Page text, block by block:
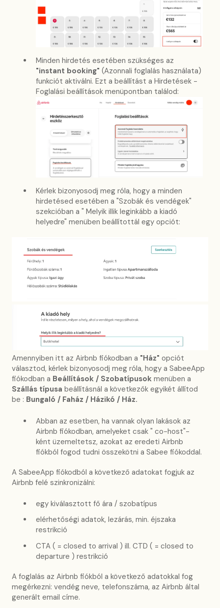
Minden hirdetés esetében szükséges az
"instant booking" (Azonnali foglalás használata)
funkciót aktiválni. Ezt a beállítást a Hirdetések -
Foglalási beállítások menüpontban találod:
Kérlek bizonyosodj meg róla, hogy a minden
hirdetésed esetében a "Szobák és vendégek"
szekcióban a " Melyik illik leginkább a kiadó
helyedre" menüben beállítottál egy opciót:
Amennyiben itt az Airbnb fiókodban a "Ház" opciót
választod, kérlek bizonyosodj meg róla, hogy a SabeeApp
fiókodban a Beállítások / Szobatípusok menüben a
Szállás típusa beállításnál a következők egyikét állítod
be : Bungaló / Faház / Házikó / Ház.
Abban az esetben, ha vannak olyan lakások az
Airbnb fiókodban, amelyeket csak " co-host"-
ként üzemeltetsz, azokat az eredeti Airbnb
fiókból fogod tudni összekötni a Sabee fiókoddal.
A SabeeApp fiókodból a következő adatokat fogjuk az
Airbnb felé szinkronizálni:
egy kiválasztott fő ára / szobatípus
elérhetőségi adatok, lezárás, min. éjszaka
restrikció
CTA ( = closed to arrival ) ill. CTD ( = closed to
departure ) restrikció
A foglalás az Airbnb fiókból a következő adatokkal fog
megérkezni: vendég neve, telefonszáma, az Airbnb által
generált email címe.